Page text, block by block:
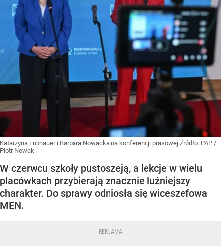
Katarzyna Lubnauer i Barbara Nowacka na konferencji prasowej Źródło: PAP /
Piotr Nowak
W czerwcu szkoły pustoszeją, a lekcje w wielu
placówkach przybierają znacznie luźniejszy
charakter. Do sprawy odniosła się wiceszefowa
MEN.